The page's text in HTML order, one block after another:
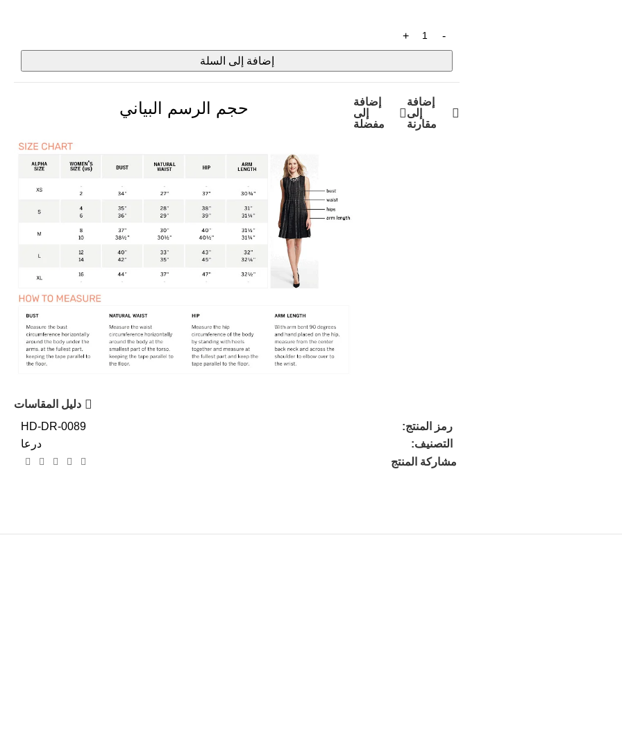
إضافة إلى السلة
إضافة
إلى
مقارنة
إضافة
إلى
مفضلة
حجم الرسم البياني
دليل المقاسات
رمز المنتج:
HD-DR-0089
التصنيف:
درعا
مشاركة المنتج